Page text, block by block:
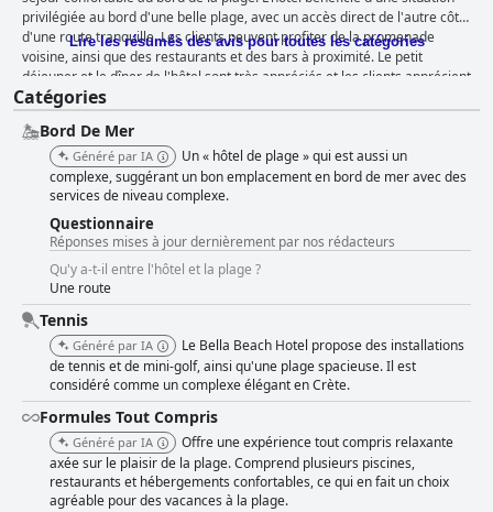
privilégiée au bord d'une belle plage, avec un accès direct de l'autre côté
d'une route tranquille. Les clients peuvent profiter de la promenade
voisine, ainsi que des restaurants et des bars à proximité. Le petit
déjeuner et le dîner de l'hôtel sont très appréciés et les clients apprécient
la variété et la qualité de la nourriture. Le personnel de l'hôtel est
incroyablement serviable et aimable, toujours prêt à vous aider dans la
mesure du possible. Les chambres sont confortables, propres et offrent
de superbes vues sur la mer, même si certains clients ont trouvé que
certaines chambres étaient désuètes et avaient besoin d'être rénovées.
L'hôtel maintient un haut niveau de propreté dans ses chambres et
dispose d'un personnel réactif, même si certaines installations ont besoin
d'être rénovées. La piscine et l'accès à la plage privée sont également
très appréciés, bien que certains clients aient noté des problèmes de
propreté au niveau de la piscine. Le Bella Beach Hotel est fortement
recommandé aux familles avec enfants, car il propose de nombreuses
activités pour les enfants. Bien que l'hôtel ne soit pas à la hauteur de son
classement 5 étoiles, il n'en reste pas moins charmant et offre une
expérience luxueuse. Dans l'ensemble, le Bella Beach Hotel est un
excellent choix pour des vacances tout compris relaxantes en Crète.
Lire les résumés des avis pour toutes les catégories
Catégories
Bord De Mer
Généré par IA
Un « hôtel de plage » qui est aussi un
complexe, suggérant un bon emplacement en bord de mer avec des
services de niveau complexe.
Questionnaire
Réponses mises à jour dernièrement par nos rédacteurs
Qu'y a-t-il entre l'hôtel et la plage ?
Une route
Tennis
Généré par IA
Le Bella Beach Hotel propose des installations
de tennis et de mini-golf, ainsi qu'une plage spacieuse. Il est
considéré comme un complexe élégant en Crète.
Formules Tout Compris
Généré par IA
Offre une expérience tout compris relaxante
axée sur le plaisir de la plage. Comprend plusieurs piscines,
restaurants et hébergements confortables, ce qui en fait un choix
agréable pour des vacances à la plage.